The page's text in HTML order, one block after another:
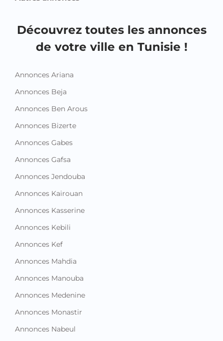
Découvrez toutes les annonces
de votre ville en Tunisie !
Annonces Ariana
Annonces Beja
Annonces Ben Arous
Annonces Bizerte
Annonces Gabes
Annonces Gafsa
Annonces Jendouba
Annonces Kairouan
Annonces Kasserine
Annonces Kebili
Annonces Kef
Annonces Mahdia
Annonces Manouba
Annonces Medenine
Annonces Monastir
Annonces Nabeul